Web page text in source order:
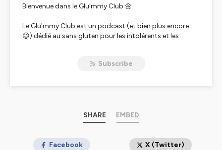
Bienvenue dans le Glu'mmy Club 🌼
Le Glu'mmy Club est un podcast (et bien plus encore
😉) dédié au sans gluten pour les intolérents et les
sur l'alimentation sans gluten.
marques, des personnes, des parcours qui te
permettront de te sentir moins seul où d'en apprendre
Subscribe
SHARE EMBED
Facebook X (Twitter)